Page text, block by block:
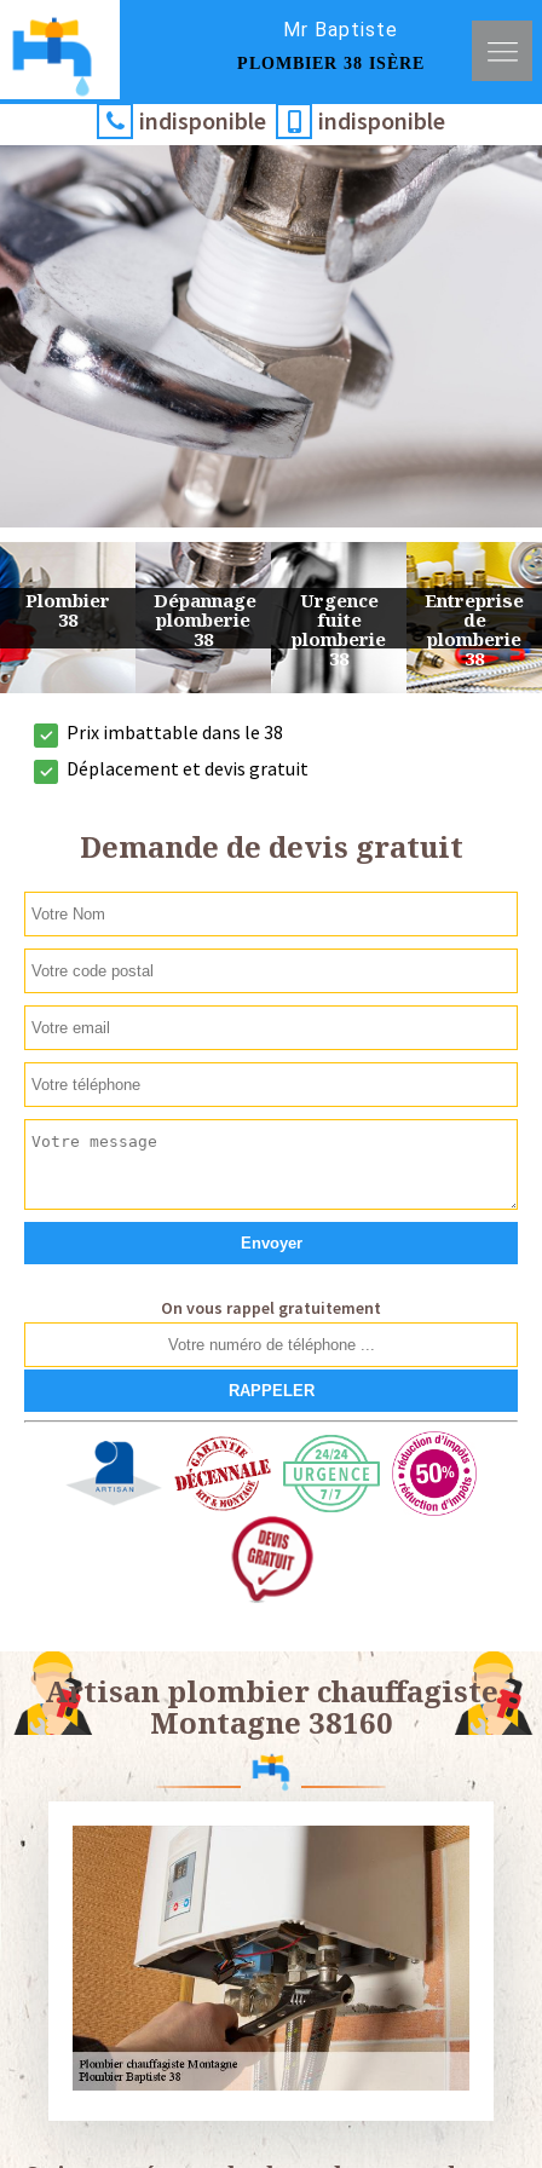
Mr Baptiste
PLOMBIER 38 ISÈRE
indisponible indisponible
Urgence
fuite
plomberie
38
Entreprise
de
plomberie
38
Travaux
de
plomberie
38
Devis
plomberie
38
Prix imbattable dans le 38
Déplacement et devis gratuit
Demande de devis gratuit
On vous rappel gratuitement
Artisan plombier chauffagiste
Montagne 38160